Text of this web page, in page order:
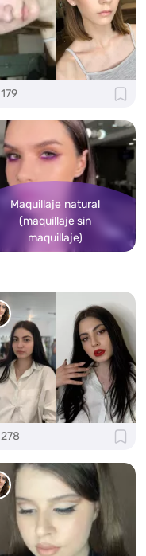
179
Maquillaje natural
(maquillaje sin
maquillaje)
278